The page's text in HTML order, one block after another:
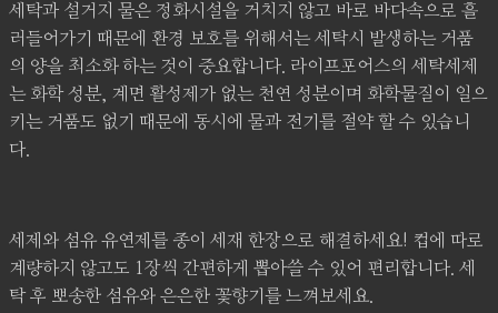
세탁과 설거지 물은 정화시설을 거치지 않고 바로 바다속으로 흘
러들어가기 때문에 환경 보호를 위해서는 세탁시 발생하는 거품
의 양을 최소화 하는 것이 중요합니다. 라이프포어스의 세탁세제
는 화학 성분, 계면 활성제가 없는 천연 성분이며 화학물질이 일으
키는 거품도 없기 때문에 동시에 물과 전기를 절약 할 수 있습니
다.
세제와 섬유 유연제를 종이 세재 한장으로 해결하세요! 컵에 따로
계량하지 않고도 1장씩 간편하게 뽑아쓸 수 있어 편리합니다. 세
탁 후 뽀송한 섬유와 은은한 꽃향기를 느껴보세요.